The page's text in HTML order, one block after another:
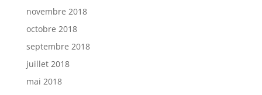
novembre 2018
octobre 2018
septembre 2018
juillet 2018
mai 2018